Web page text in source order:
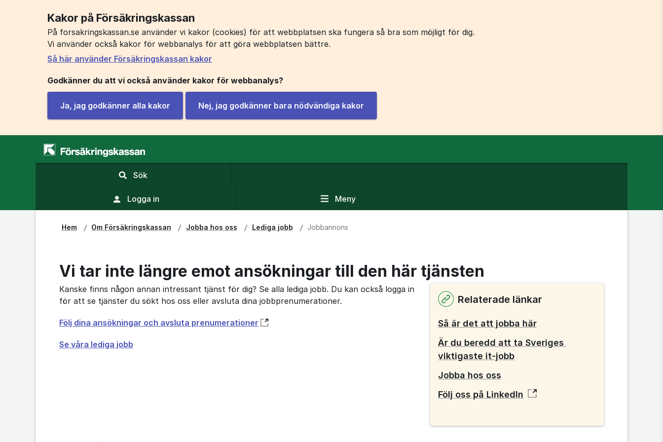
Kakor på Försäkringskassan
På forsakringskassan.se använder vi kakor (cookies) för att webbplatsen ska fungera så bra som möjligt för dig.
Vi använder också kakor för webbanalys för att göra webbplatsen bättre.
Så här använder Försäkringskassan kakor
Godkänner du att vi också använder kakor för webbanalys?
Ja, jag godkänner alla kakor Nej, jag godkänner bara nödvändiga kakor
Sök,
sökfält
Logga in Meny
Hem Om Försäkringskassan Jobba hos oss Lediga jobb Jobbannons
Vi tar inte längre emot ansökningar till den här tjänsten
Kanske finns någon annan intressant tjänst för dig? Se alla lediga jobb. Du kan också logga in
för att se tjänster du sökt hos oss eller avsluta dina jobbprenumerationer.
Följ dina ansökningar och avsluta prenumerationer
Öppnas
nytt
Se våra lediga jobb
Relaterade länkar
Så är det att jobba här
Är du beredd att ta Sveriges
viktigaste it-jobb
Jobba hos oss
Följ oss på LinkedIn